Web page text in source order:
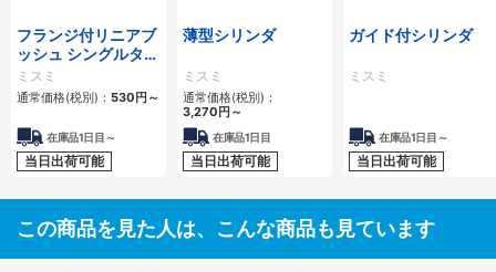
フランジ付リニアブ
ッシュ シングルタイ
プ/逆ザグリ穴タイ
プ
ミスミ
通常価格(税別)： 530 円 ～
在庫品1日目～
当日出荷可能
薄型シリンダ
ミスミ
通常価格(税別)：
3,270 円 ～
在庫品1日目
当日出荷可能
ガイド付シリンダ
ミスミ
在庫品1日目～
当日出荷可能
この商品を見た人は、こんな商品も見ています